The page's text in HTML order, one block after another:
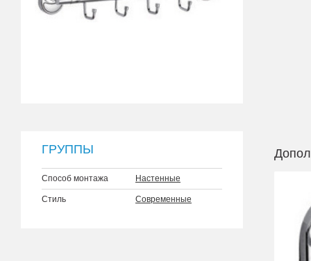
ГРУППЫ
Способ монтажа Настенные
Стиль Современные